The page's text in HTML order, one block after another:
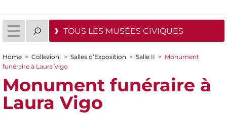
TOUS LES MUSÉES CIVIQUES
You are here
Home > Collezioni > Salles d’Exposition > Salle II > Monument
funéraire à Laura Vigo
Monument funéraire à
Laura Vigo